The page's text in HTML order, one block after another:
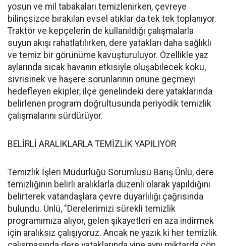
yosun ve mil tabakaları temizlenirken, çevreye
bilinçsizce bırakılan evsel atıklar da tek tek toplanıyor.
Traktör ve kepçelerin de kullanıldığı çalışmalarla
suyun akışı rahatlatılırken, dere yatakları daha sağlıklı
ve temiz bir görünüme kavuşturuluyor. Özellikle yaz
aylarında sıcak havanın etkisiyle oluşabilecek koku,
sivrisinek ve haşere sorunlarının önüne geçmeyi
hedefleyen ekipler, ilçe genelindeki dere yataklarında
belirlenen program doğrultusunda periyodik temizlik
çalışmalarını sürdürüyor.
BELİRLİ ARALIKLARLA TEMİZLİK YAPILIYOR
Temizlik İşleri Müdürlüğü Sorumlusu Barış Ünlü, dere
temizliğinin belirli aralıklarla düzenli olarak yapıldığını
belirterek vatandaşlara çevre duyarlılığı çağrısında
bulundu. Ünlü, "Derelerimizi sürekli temizlik
programımıza alıyor, gelen şikayetleri en aza indirmek
için aralıksız çalışıyoruz. Ancak ne yazık ki her temizlik